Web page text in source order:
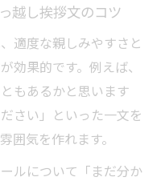
越し挨拶文のコツ
適度な親しみやすさと
効果的です。例えば、
もあるかと思います
さい」といった一文を
囲気を作れます。
ルについて「まだ分か